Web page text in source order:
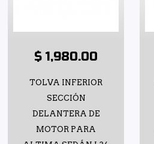
$ 1,980.00
TOLVA INFERIOR
SECCIÓN
DELANTERA DE
MOTOR PARA